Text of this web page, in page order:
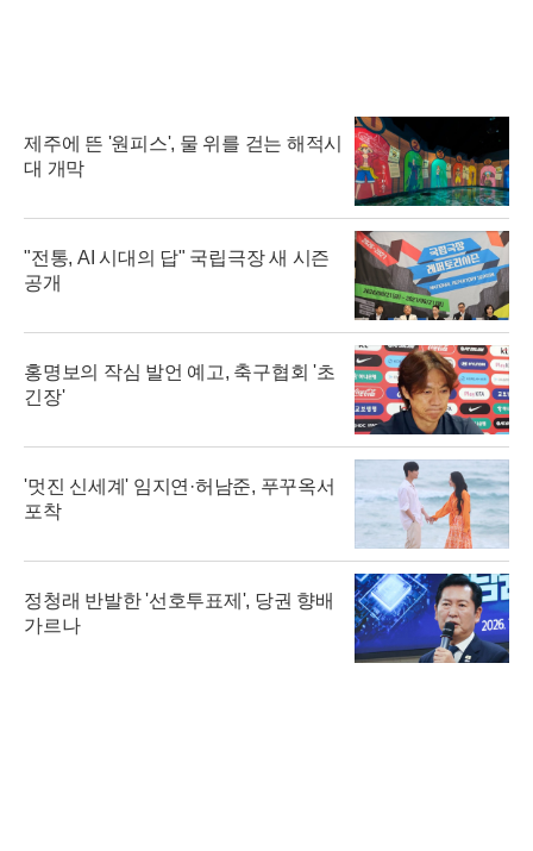
제주에 뜬 '원피스', 물 위를 걷는 해적시
대 개막
"전통, AI 시대의 답" 국립극장 새 시즌
공개
홍명보의 작심 발언 예고, 축구협회 '초
긴장'
'멋진 신세계' 임지연·허남준, 푸꾸옥서
포착
정청래 반발한 '선호투표제', 당권 향배
가르나